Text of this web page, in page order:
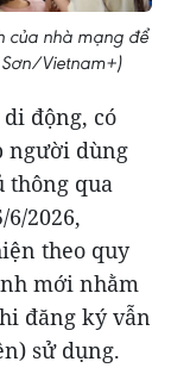
của nhà mạng để
Vietnam+)
động, có
người dùng
thông qua
2026,
theo quy
mới nhằm
đăng ký vẫn
sử dụng.